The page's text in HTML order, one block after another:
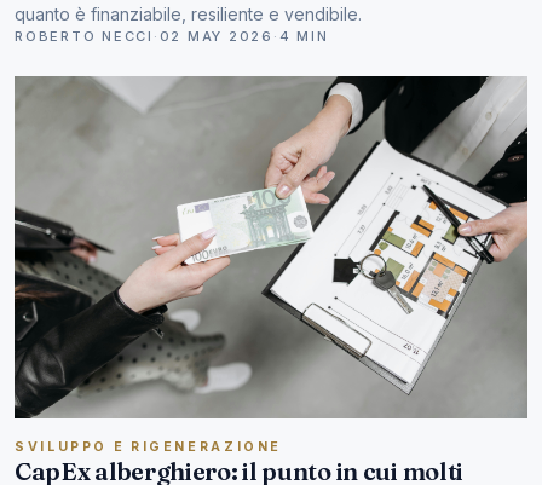
quanto è finanziabile, resiliente e vendibile.
ROBERTO NECCI · 02 MAY 2026 · 4 MIN
SVILUPPO E RIGENERAZIONE
CapEx alberghiero: il punto in cui molti